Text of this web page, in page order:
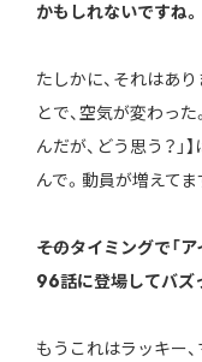
かもしれないですね。
たしかに、それはあ
とで、空気が変わっ
んだが、どう思う？」
んで。動員が増えてま
――そのタイミングで「
96話に登場してバズ
もうこれはラッキー